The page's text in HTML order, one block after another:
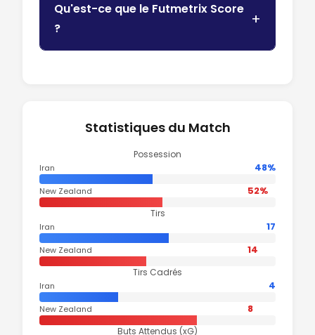
Qu'est-ce que le Futmetrix Score
?
Statistiques du Match
Possession
Iran 48%
New Zealand 52%
Tirs
Iran 17
New Zealand 14
Tirs Cadrés
Iran 4
New Zealand 8
Buts Attendus (xG)